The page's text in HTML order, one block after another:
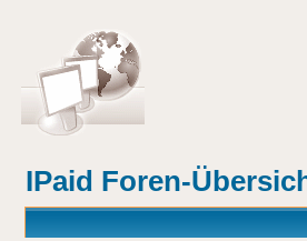
IPaid Foren-